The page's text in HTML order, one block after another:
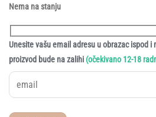
Nema na stanju
Unesite vašu email adresu u obrazac ispod
proizvod bude na zalihi (očekivano 12-18